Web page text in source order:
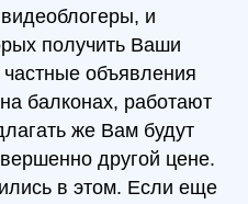
и
получить Ваши
частные объявления
балконах, работают
же Вам будут
другой цене.
в этом. Если еще